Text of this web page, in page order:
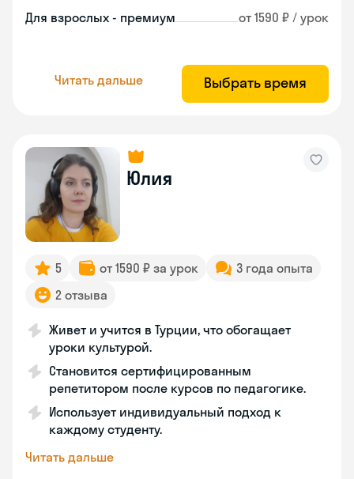
Для взрослых - премиум от 1590 ₽ / урок
Читать дальше Выбрать время
Юлия
5 от 1590 ₽ за урок
3 года опыта
2 отзыва
Живет и учится в Турции, что обогащает
уроки культурой.
Становится сертифицированным
репетитором после курсов по педагогике.
Использует индивидуальный подход к
каждому студенту.
Читать дальше